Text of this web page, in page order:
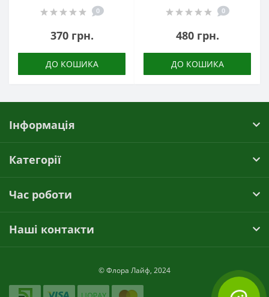
0
370 грн.
ДО КОШИКА
0
480 грн.
ДО КОШИКА
Інформація
Категорії
Час роботи
Наші контакти
© Флора Лайф, 2024